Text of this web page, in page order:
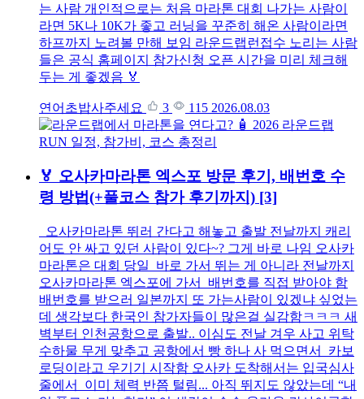
는 사람 개인적으로는 처음 마라톤 대회 나가는 사람이
라면 5K나 10K가 좋고 러닝을 꾸준히 해온 사람이라면
하프까지 노려볼 만해 보임 라운드랩런접수 노리는 사람
들은 공식 홈페이지 참가신청 오픈 시간을 미리 체크해
두는 게 좋겠음 🏅
연어초밥사주세요 3 115 2026.08.03
🏅 오사카마라톤 엑스포 방문 후기, 배번호 수
령 방법(+풀코스 참가 후기까지) [3]
오사카마라톤 뛰러 간다고 해놓고 출발 전날까지 캐리
어도 안 싸고 있던 사람이 있다~? 그게 바로 나임 오사카
마라톤은 대회 당일 바로 가서 뛰는 게 아니라 전날까지
오사카마라톤 엑스포에 가서 배번호를 직접 받아야 함
배번호를 받으러 일본까지 또 가는사람이 있겠냐 싶었는
데 생각보다 한국인 참가자들이 많은걸 실감함ㅋㅋㅋ 새
벽부터 인천공항으로 출발.. 이심도 전날 겨우 사고 위탁
수하물 무게 맞추고 공항에서 빵 하나 사 먹으면서 카보
로딩이라고 우기기 시작함 오사카 도착해서는 입국심사
줄에서 이미 체력 반쯤 털림... 아직 뛰지도 않았는데 “내